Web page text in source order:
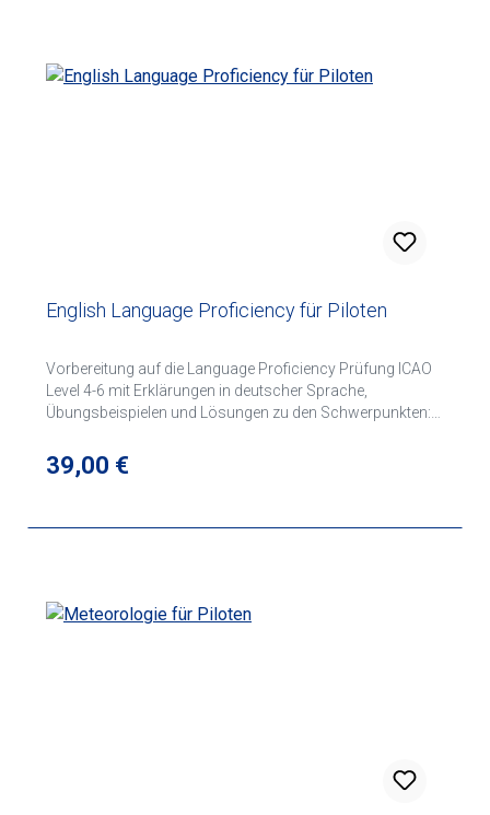
English Language Proficiency für Piloten
Vorbereitung auf die Language Proficiency Prüfung ICAO
Level 4-6 mit Erklärungen in deutscher Sprache,
Übungsbeispielen und Lösungen zu den Schwerpunkten:
viele Grammatikbeispiele mit luftfahrtspezifischem
Kontext!
Regulärer Preis:
39,00 €